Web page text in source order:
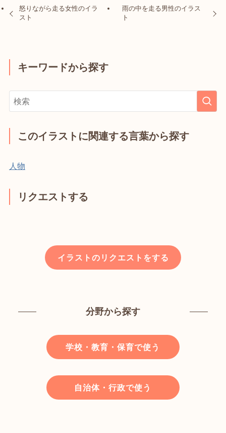
怒りながら走る女性のイラ
スト
雨の中を走る男性のイラス
ト
キーワードから探す
このイラストに関連する言葉から探す
人物
リクエストする
イラストのリクエストをする
分野から探す
学校・教育・保育で使う
自治体・行政で使う